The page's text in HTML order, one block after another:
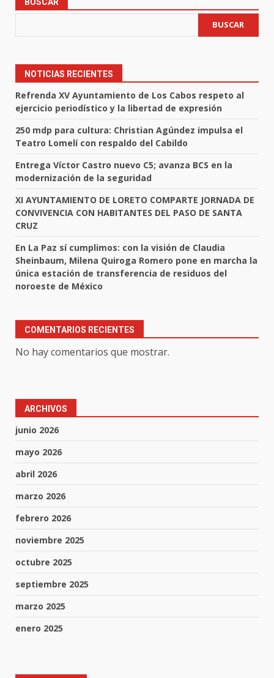
BUSCAR
NOTICIAS RECIENTES
Refrenda XV Ayuntamiento de Los Cabos respeto al
ejercicio periodístico y la libertad de expresión
250 mdp para cultura: Christian Agúndez impulsa el
Teatro Lomelí con respaldo del Cabildo
Entrega Víctor Castro nuevo C5; avanza BCS en la
modernización de la seguridad
XI AYUNTAMIENTO DE LORETO COMPARTE JORNADA DE
CONVIVENCIA CON HABITANTES DEL PASO DE SANTA
CRUZ
En La Paz sí cumplimos: con la visión de Claudia
Sheinbaum, Milena Quiroga Romero pone en marcha la
única estación de transferencia de residuos del
noroeste de México
COMENTARIOS RECIENTES
No hay comentarios que mostrar.
ARCHIVOS
junio 2026
mayo 2026
abril 2026
marzo 2026
febrero 2026
noviembre 2025
octubre 2025
septiembre 2025
marzo 2025
enero 2025